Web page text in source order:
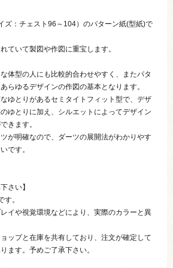
ズ：チェスト96～104）のパターン紙(型紙)で
ていて製図や作図に重宝します。
体型の人にも比較的合わせやすく、またパタ
らゆるデザインの作図の基本となります。
ゆとりがあるセミタイトフィット型で、デザ
ゆとりに加え、シルエットによってデザイン
きます。
が明確なので、ダーツの展開法がわかりやす
です。
さい】
す。
イや視覚環境などにより、実際のカラーと異
ップと在庫を共有しており、注文が確定して
ます。予めご了承下さい。